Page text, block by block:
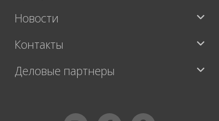
Новости
Контакты
Деловые партнеры